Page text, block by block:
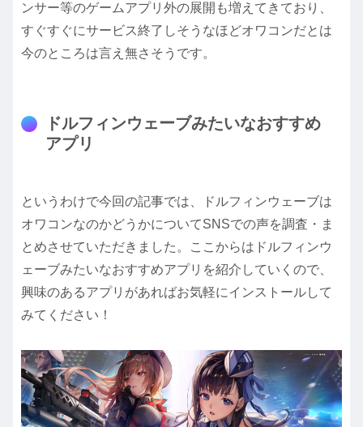
ンサー等のゲームアプリ外の展開も増えてきており、
すぐすぐにサービス終了しそうなほどオワコンだとは
今のところは言え無さそうです。
ドルフィンウェーブみたいなおすすめ
アプリ
というわけで今回の記事では、ドルフィンウェーブは
オワコンなのかどうかについてSNSでの声を調査・ま
とめさせていただきました。ここからはドルフィンウ
ェーブみたいなおすすめアプリを紹介していくので、
興味のあるアプリがあればお気軽にインストールして
みてください！